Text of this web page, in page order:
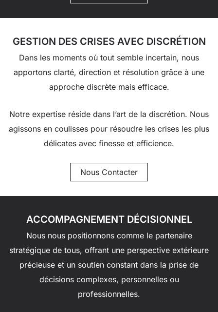
GESTION DES CRISES AVEC DISCRÉTION
Dans les moments où tout semble incertain, nous
apportons clarté, direction et résolution grâce à une
approche discrète mais efficace.
Notre expertise réside dans l’art de la discrétion. Nous
agissons en coulisses pour résoudre les crises les plus
délicates avec finesse et efficience.
Nous Contacter
ACCOMPAGNEMENT DÉCISIONNEL
Nous nous positionnons comme le partenaire
stratégique de tous, offrant une perspective extérieure
précieuse et un soutien constant dans la prise de
décisions complexes, personnelles ou
professionnelles.